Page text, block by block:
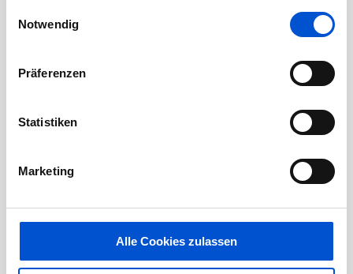
Notwendig
Präferenzen
Statistiken
Marketing
Alle Cookies zulassen
Februar 2020
Dezember 2019
Oktober 2019
August 2019
Juni 2019